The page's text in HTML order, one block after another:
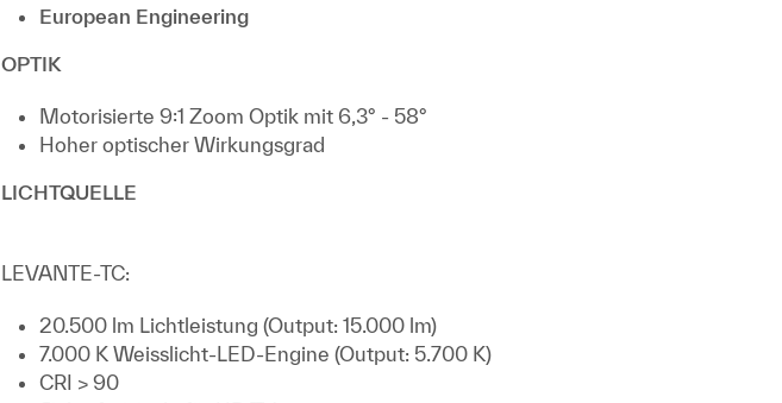
European Engineering
OPTIK
Motorisierte 9:1 Zoom Optik mit 6,3° - 58°
Hoher optischer Wirkungsgrad
LICHTQUELLE
LEVANTE-TC:
20.500 lm Lichtleistung (Output: 15.000 lm)
7.000 K Weisslicht-LED-Engine (Output: 5.700 K)
CRI > 90